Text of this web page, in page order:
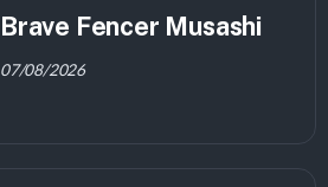
Brave Fencer Musashi
07/08/2026